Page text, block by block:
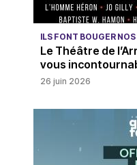
ILS FONT BOUGER
Le Théâtre de
vous
26 juin 2026